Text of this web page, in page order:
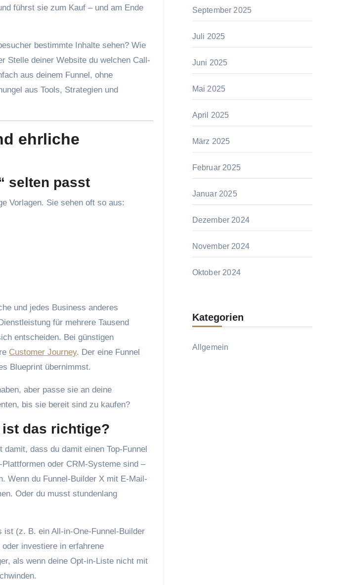
führst sie zum Kauf – und am Ende
bestimmte Inhalte sehen? Wie
Stelle deiner Website du welchen Call-
aus deinem Funnel, ohne
aus Tools, Strategien und
ehrliche
selten passt
Vorlagen. Sie sehen oft so aus:
und jedes Business anderes
für mehrere Tausend
entscheiden. Bei günstigen
Customer Journey. Der eine Funnel
Blueprint übernimmst.
aber passe sie an deine
bis sie bereit sind zu kaufen?
ist das richtige?
damit, dass du damit einen Top-Funnel
oder CRM-Systeme sind –
Wenn du Funnel-Builder X mit E-Mail-
Oder du musst stundenlang
ist (z. B. ein All-in-One-Funnel-Builder
investiere in erfahrene
als wenn deine Opt-in-Liste nicht mit
September 2025
Juli 2025
Juni 2025
Mai 2025
April 2025
März 2025
Februar 2025
Januar 2025
Dezember 2024
November 2024
Oktober 2024
Kategorien
Allgemein